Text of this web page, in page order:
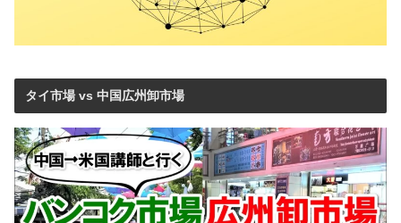
タイ市場 vs 中国広州卸市場